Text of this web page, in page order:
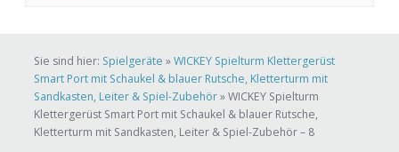
Sie sind hier: Spielgeräte »WICKEY Spielturm Klettergerüst
Smart Port mit Schaukel & blauer Rutsche, Kletterturm mit
Sandkasten, Leiter & Spiel-Zubehör»WICKEY Spielturm
Klettergerüst Smart Port mit Schaukel & blauer Rutsche,
Kletterturm mit Sandkasten, Leiter & Spiel-Zubehör – 8